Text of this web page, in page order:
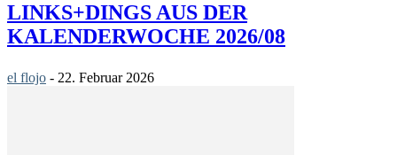
LINKS+DINGS AUS DER
KALENDERWOCHE 2026/08
el flojo - 22. Februar 2026